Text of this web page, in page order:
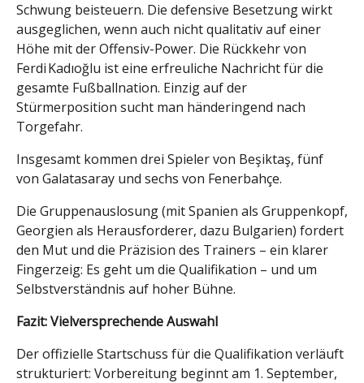
Schwung beisteuern. Die defensive Besetzung wirkt
ausgeglichen, wenn auch nicht qualitativ auf einer
Höhe mit der Offensiv-Power. Die Rückkehr von
Ferdi Kadıoğlu ist eine erfreuliche Nachricht für die
gesamte Fußballnation. Einzig auf der
Stürmerposition sucht man händeringend nach
Torgefahr.
Insgesamt kommen drei Spieler von Beşiktaş, fünf
von Galatasaray und sechs von Fenerbahçe.
Die Gruppenauslosung (mit Spanien als Gruppenkopf,
Georgien als Herausforderer, dazu Bulgarien) fordert
den Mut und die Präzision des Trainers – ein klarer
Fingerzeig: Es geht um die Qualifikation – und um
Selbstverständnis auf hoher Bühne.
Fazit: Vielversprechende Auswahl
Der offizielle Startschuss für die Qualifikation verläuft
strukturiert: Vorbereitung beginnt am 1. September,